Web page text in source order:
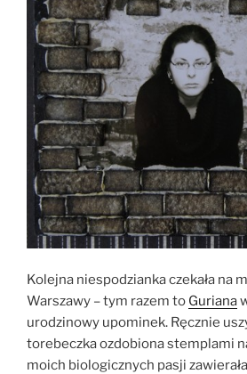
Kolejna niespodzianka czekała na
Warszawy – tym razem to Guriana
urodzinowy upominek. Ręcznie
torebeczka ozdobiona stemplami
moich biologicznych pasji